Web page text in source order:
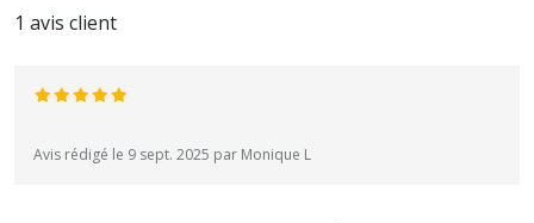
1 avis client
Avis rédigé le 9 sept. 2025 par Monique L